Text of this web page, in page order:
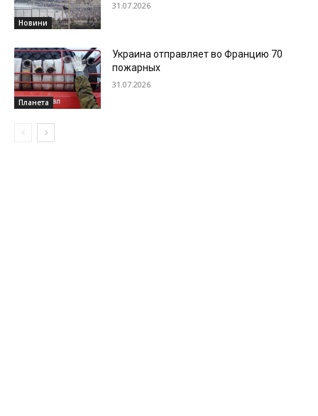
Новини
31.07.2026
Планета
Украина отправляет во Францию 70
пожарных
31.07.2026